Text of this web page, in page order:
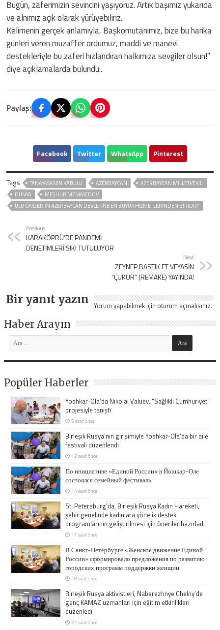
Bugün, zaferimizin sevincini yaşıyoruz. Artık başımız yukarıda
ve alnımız açık olarak yürüyebiliriz.
Kelimenin gerçek anlamıyla, Başkomutanımız, bize bu harika
günleri veren muzaffer ordumuz, maddi ve manevi
destekleriyle bu zaferi hızlandıran halkımıza sevgiler olsun!”
diye açıklamalarda bulundu..
Paylaş:
Facebook Twitter WhatsApp Pinterest
Tags “ANAYASANIN KABULÜ AZERBAYCAN
AZERBAYCAN MİLLETVEKİLİ
DÜNYA
MEŞHUR MEMMEDOV
ULU ÖNDER'IN AZERBAYCAN DEVLETINE EN BÜYÜK HIZMETLERINDEN BIRIDIR”
Previous
KARAKÖPRÜ’DE PANDEMİ
DENETİMLERİ SIKI TUTULUYOR
Next
ZEYNEP BASTIK FT VEYASİN
“ÇUKUR” (REMAKE) YAYINDA!
Bir yanıt yazın Yorum yapabilmek için oturum açmalısınız.
Haber Arayın
Popüler Haberler
Yoshkar-Ola’da Nikolai Valuev, “Sağlıklı Cumhuriyet”
projesiyle tanıştı
5 saat önce
Birleşik Rusya’nın girişimiyle Yoshkar-Ola’da bir aile
festivali düzenlendi
12 saat önce
По инициативе «Единой России» в Йошкар-Оле
состоялся семейный фестиваль
14 saat önce
St. Petersburg’da, Birleşik Rusya Kadın Hareketi,
şehir genelinde kadınlara yönelik destek
programlarının geliştirilmesi için öneriler hazırladı
17 saat önce
В Санкт-Петербурге «Женское движение Единой
России» сформировало предложения по развитию
городских программ поддержки женщин
18 saat önce
Birleşik Rusya aktivistleri, Naberezhnye Chelny’de
genç KAMAZ uzmanları için eğitim etkinlikleri
düzenledi
21 saat önce